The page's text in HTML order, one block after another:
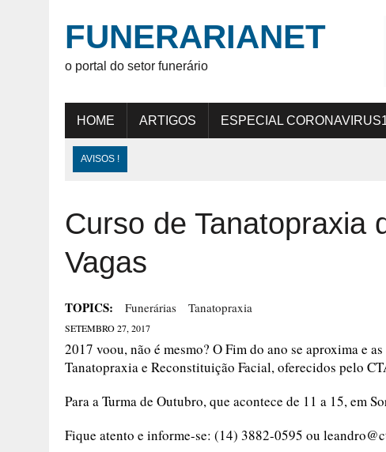
FUNERARIANET
o portal do setor funerário
HOME ARTIGOS ESPECIAL
AVISOS !
Curso de Tanatopraxia
Vagas
TOPICS: Funerárias Tanatopraxia
SETEMBRO 27, 2017
2017 voou, não é mesmo? O Fim do ano se aproxima e
Tanatopraxia e Reconstituição Facial, oferecidos pelo
Para a Turma de Outubro, que acontece de 11 a 15, em
Fique atento e informe-se: (14) 3882-0595 ou